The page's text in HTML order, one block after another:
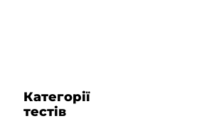
Категорії
тестів